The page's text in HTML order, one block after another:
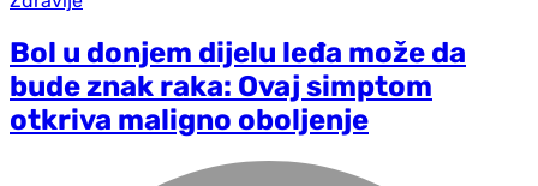
Bol u donjem dijelu leđa može da
bude znak raka: Ovaj simptom
otkriva maligno oboljenje